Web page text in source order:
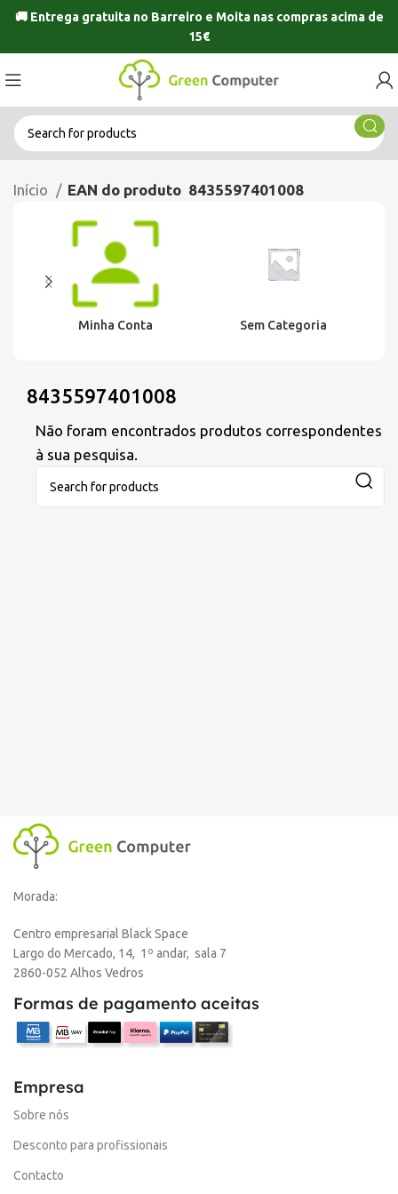
🚚 Entrega gratuita no Barreiro e Moitanas compras acima de
15€
Início EAN do produto 8435597401008
Minha Conta Sem Categoria
8435597401008
Não foram encontrados produtos correspondentes
à sua pesquisa.
Morada:
Centro empresarial Black Space
Largo do Mercado, 14, 1º andar, sala 7
2860-052 Alhos Vedros
Formas de pagamento aceitas
Empresa
Sobre nós
Desconto para profissionais
Contacto